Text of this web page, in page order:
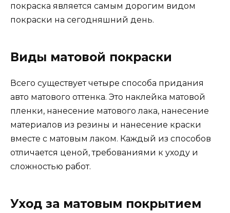
покраска является самым дорогим видом
покраски на сегодняшний день.
Виды матовой покраски
Всего существует четыре способа придания
авто матового оттенка. Это наклейка матовой
пленки, нанесение матового лака, нанесение
материалов из резины и нанесение краски
вместе с матовым лаком. Каждый из способов
отличается ценой, требованиями к уходу и
сложностью работ.
Уход за матовым покрытием